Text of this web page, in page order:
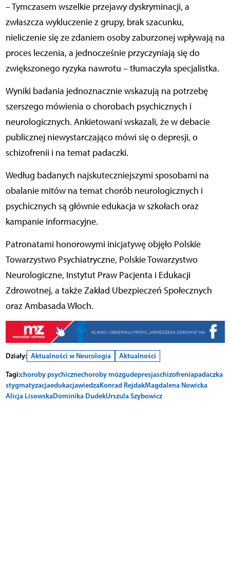
– Tymczasem wszelkie przejawy dyskryminacji, a
zwłaszcza wykluczenie z grupy, brak szacunku,
nieliczenie się ze zdaniem osoby zaburzonej wpływają na
proces leczenia, a jednocześnie przyczyniają się do
zwiększonego ryzyka nawrotu – tłumaczyła specjalistka.
Wyniki badania jednoznacznie wskazują na potrzebę
szerszego mówienia o chorobach psychicznych i
neurologicznych. Ankietowani wskazali, że w debacie
publicznej niewystarczająco mówi się o depresji, o
schizofrenii i na temat padaczki.
Według badanych najskuteczniejszymi sposobami na
obalanie mitów na temat chorób neurologicznych i
psychicznych są głównie edukacja w szkołach oraz
kampanie informacyjne.
Patronatami honorowymi inicjatywę objęło Polskie
Towarzystwo Psychiatryczne, Polskie Towarzystwo
Neurologiczne, Instytut Praw Pacjenta i Edukacji
Zdrowotnej, a także Zakład Ubezpieczeń Społecznych
oraz Ambasada Włoch.
Działy: Aktualności w Neurologia
Aktualności
Tagi:choroby psychicznechoroby mózgudepresjaschizofreniapadaczka
stygmatyzacjaedukacjawiedzaKonrad RejdakMagdalena Nowicka
Alicja LisowskaDominika DudekUrszula Szybowicz